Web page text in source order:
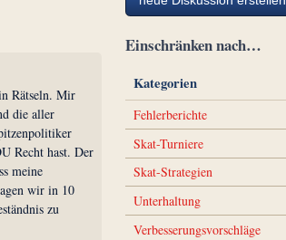
Rätseln. Mir
die aller
Recht hast. Der
meine
wir in 10
zu
Einschränken nach…
Kategorien
Fehlerberichte
Skat-Turniere
Skat-Strategien
Unterhaltung
Verbesserungsvorschläge